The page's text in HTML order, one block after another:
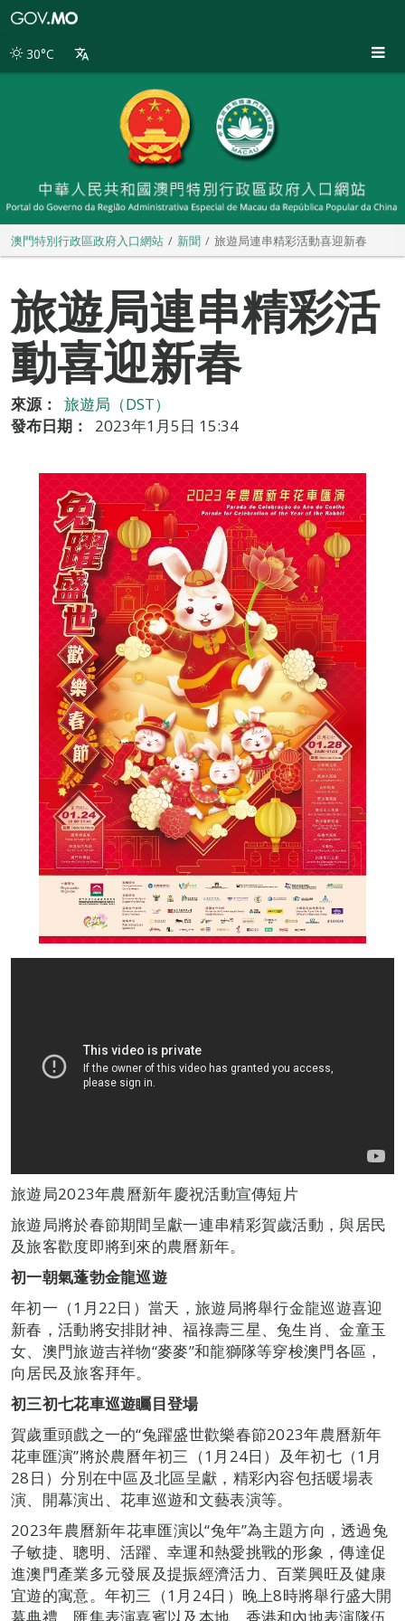
別
30°C
澳門特別行政區政府入口網站 新聞 旅遊局連串精彩活動喜迎新春
旅遊局連串精彩活
動喜迎新春
來源：
旅遊局（DST）
發布日期：
2023年1月5日 15:34
旅遊局2023年農曆新年慶祝活動宣傳短片
旅遊局將於春節期間呈獻一連串精彩賀歲活動，與居民
及旅客歡度即將到來的農曆新年。
初一朝氣蓬勃金龍巡遊
年初一（1月22日）當天，旅遊局將舉行金龍巡遊喜迎
新春，活動將安排財神、福祿壽三星、兔生肖、金童玉
女、澳門旅遊吉祥物“麥麥”和龍獅隊等穿梭澳門各區，
向居民及旅客拜年。
初三初七花車巡遊矚目登場
賀歲重頭戲之一的“兔躍盛世歡樂春節2023年農曆新年
花車匯演”將於農曆年初三（1月24日）及年初七（1月
28日）分別在中區及北區呈獻，精彩內容包括暖場表
演、開幕演出、花車巡遊和文藝表演等。
2023年農曆新年花車匯演以“兔年”為主題方向，透過兔
子敏捷、聰明、活躍、幸運和熱愛挑戰的形象，傳達促
進澳門產業多元發展及提振經濟活力、百業興旺及健康
宜遊的寓意。年初三（1月24日）晚上8時將舉行盛大開
幕典禮，匯集表演嘉賓以及本地、香港和內地表演隊伍